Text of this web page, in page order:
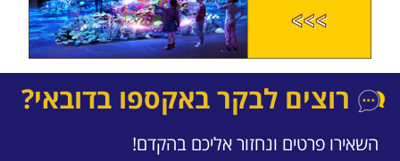
רוצים לבקר באקספו בדובאי?
השאירו פרטים ונחזור אליכם בהקדם!